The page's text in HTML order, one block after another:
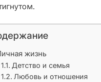
жизнь
Детство и семья
Любовь и отношения